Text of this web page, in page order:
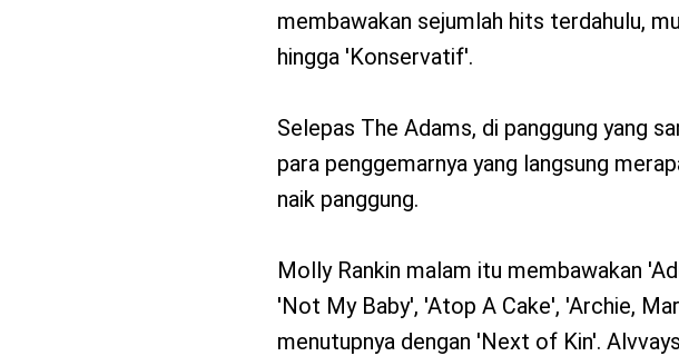
membawakan sejumlah hits terdahulu,
hingga 'Konservatif'.
Selepas The Adams, di panggung yang
para penggemarnya yang langsung
naik panggung.
Molly Rankin malam itu membawakan
'Not My Baby', 'Atop A Cake', 'Archie,
menutupnya dengan 'Next of Kin'.